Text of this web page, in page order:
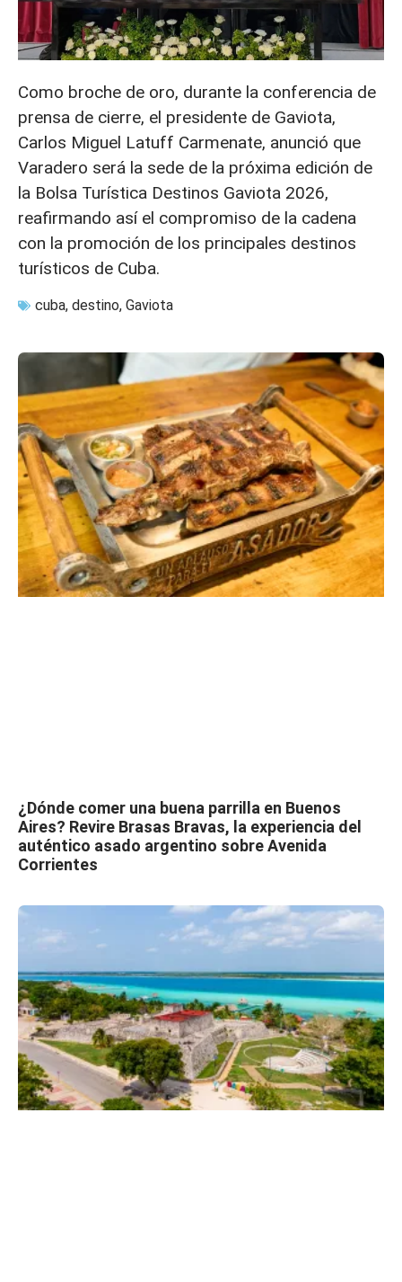
Como broche de oro, durante la conferencia de
prensa de cierre, el presidente de Gaviota,
Carlos Miguel Latuff Carmenate, anunció que
Varadero será la sede de la próxima edición de
la Bolsa Turística Destinos Gaviota 2026,
reafirmando así el compromiso de la cadena
con la promoción de los principales destinos
turísticos de Cuba.
cuba, destino, Gaviota
¿Dónde comer una buena parrilla en Buenos
Aires? Revire Brasas Bravas, la experiencia del
auténtico asado argentino sobre Avenida
Corrientes